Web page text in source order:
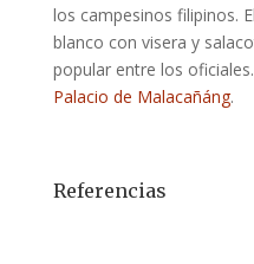
los campesinos filipinos.
blanco con visera y
popular entre los
Palacio de Malacañáng.
Referencias